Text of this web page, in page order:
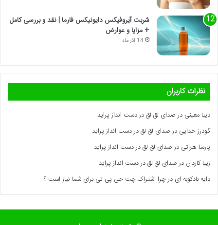
شربت آیروفیکس دایونیکس فارما | نقد و بررسی کامل
+ مزایا و عوارض
14 آذر ماه
نظرات کاربران
دیبا معینی درصدای لق لق در دست انداز پراید
گودرز خدایی درصدای لق لق در دست انداز پراید
پارسا هراتی درصدای لق لق در دست انداز پراید
زیبا کاردان درصدای لق لق در دست انداز پراید
دایه بادکوبه ای درچرا اشتراک چت جی پی تی برای شما نیاز است ؟